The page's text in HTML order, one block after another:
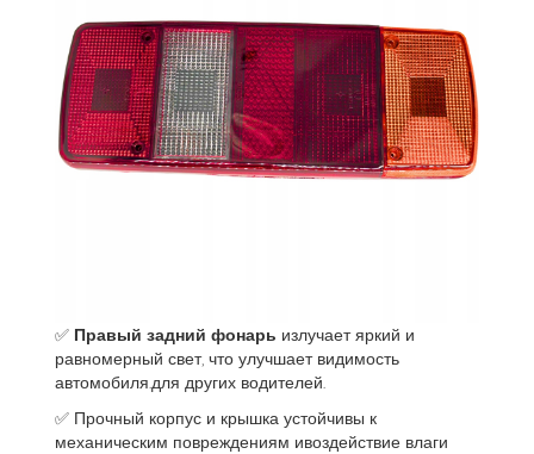
✅ Правый задний фонарь излучает яркий и
равномерный свет, что улучшает видимость
автомобиля.для других водителей.
✅ Прочный корпус и крышка устойчивы к
механическим повреждениям ивоздействие влаги